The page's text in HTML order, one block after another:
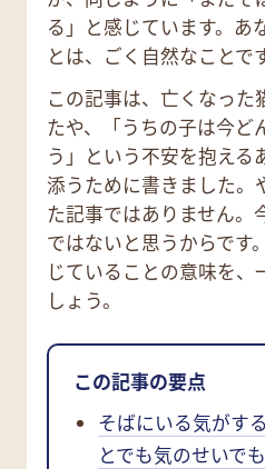
る」と感じています。あ
とは、ごく自然なことです
この記事は、亡くなった
たや、「うちの子は今ど
う」という不安を抱える
添うために書きました。
た記事ではありません。
ではないと思うからです
じていることの意味を、
しょう。
この記事の要点
そばにいる気がす
とでも気のせいで